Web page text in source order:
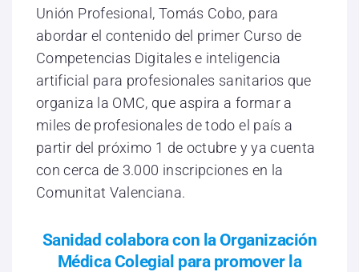
Unión Profesional, Tomás Cobo, para
abordar el contenido del primer Curso de
Competencias Digitales e inteligencia
artificial para profesionales sanitarios que
organiza la OMC, que aspira a formar a
miles de profesionales de todo el país a
partir del próximo 1 de octubre y ya cuenta
con cerca de 3.000 inscripciones en la
Comunitat Valenciana.
Sanidad colabora con la Organización
Médica Colegial para promover la